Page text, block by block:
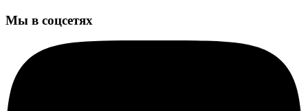
Мы в соцсетях